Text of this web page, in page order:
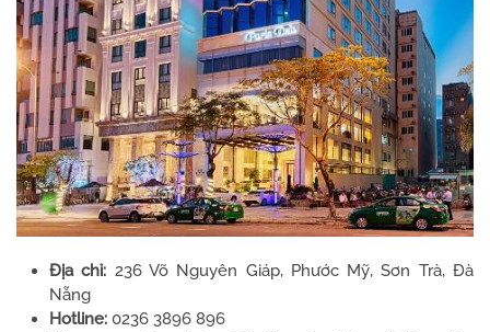
Địa chỉ: 236 Võ Nguyên Giáp, Phước Mỹ, Sơn Trà, Đà
Nẵng
Hotline: 0236 3896 896